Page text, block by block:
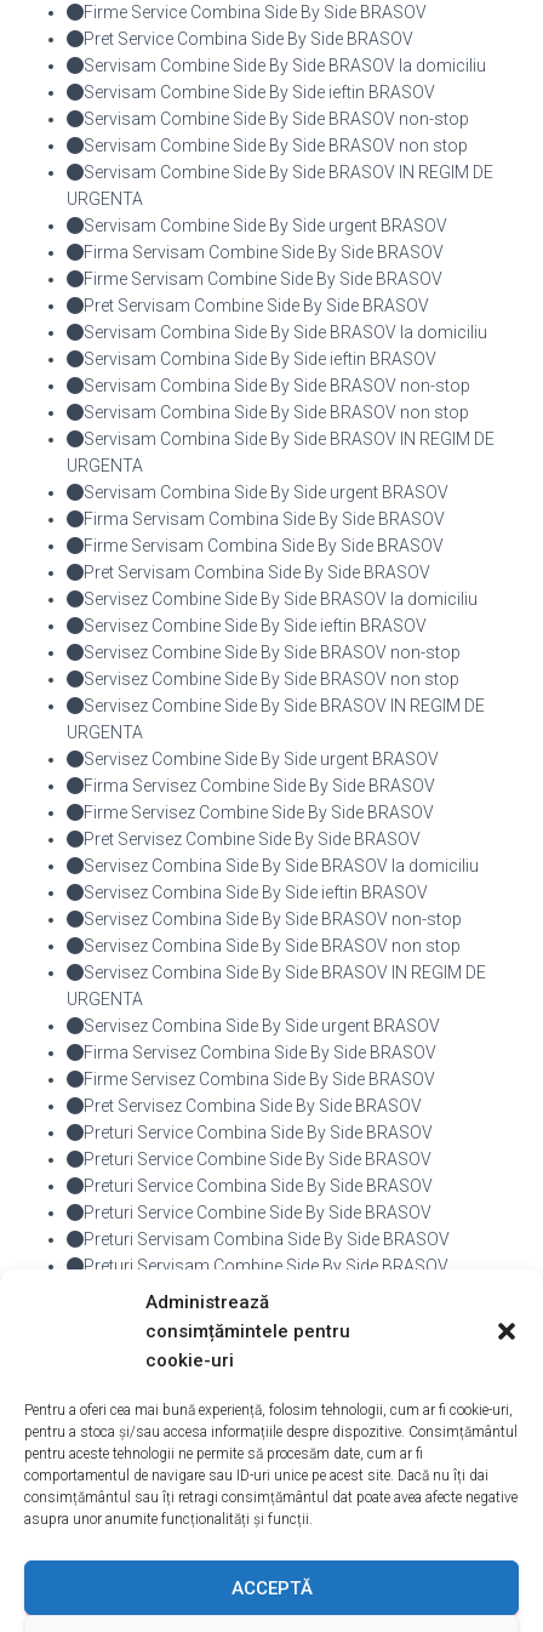
Administrează
consimțămintele pentru
cookie-uri
Pentru a oferi cea mai bună experiență, folosim tehnologii, cum ar fi cookie-uri,
pentru a stoca și/sau accesa informațiile despre dispozitive. Consimțământul
pentru aceste tehnologii ne permite să procesăm date, cum ar fi
comportamentul de navigare sau ID-uri unice pe acest site. Dacă nu îți dai
consimțământul sau îți retragi consimțământul dat poate avea afecte negative
asupra unor anumite funcționalități și funcții.
ACCEPTĂ
Firme Service Combina Side By Side BRASOV
Pret Service Combina Side By Side BRASOV
Servisam Combine Side By Side BRASOV la domiciliu
Servisam Combine Side By Side ieftin BRASOV
Servisam Combine Side By Side BRASOV non-stop
Servisam Combine Side By Side BRASOV non stop
Servisam Combine Side By Side BRASOV IN REGIM DE
URGENTA
Servisam Combine Side By Side urgent BRASOV
Firma Servisam Combine Side By Side BRASOV
Firme Servisam Combine Side By Side BRASOV
Pret Servisam Combine Side By Side BRASOV
Servisam Combina Side By Side BRASOV la domiciliu
Servisam Combina Side By Side ieftin BRASOV
Servisam Combina Side By Side BRASOV non-stop
Servisam Combina Side By Side BRASOV non stop
Servisam Combina Side By Side BRASOV IN REGIM DE
URGENTA
Servisam Combina Side By Side urgent BRASOV
Firma Servisam Combina Side By Side BRASOV
Firme Servisam Combina Side By Side BRASOV
Pret Servisam Combina Side By Side BRASOV
Servisez Combine Side By Side BRASOV la domiciliu
Servisez Combine Side By Side ieftin BRASOV
Servisez Combine Side By Side BRASOV non-stop
Servisez Combine Side By Side BRASOV non stop
Servisez Combine Side By Side BRASOV IN REGIM DE
URGENTA
Servisez Combine Side By Side urgent BRASOV
Firma Servisez Combine Side By Side BRASOV
Firme Servisez Combine Side By Side BRASOV
Pret Servisez Combine Side By Side BRASOV
Servisez Combina Side By Side BRASOV la domiciliu
Servisez Combina Side By Side ieftin BRASOV
Servisez Combina Side By Side BRASOV non-stop
Servisez Combina Side By Side BRASOV non stop
Servisez Combina Side By Side BRASOV IN REGIM DE
URGENTA
Servisez Combina Side By Side urgent BRASOV
Firma Servisez Combina Side By Side BRASOV
Firme Servisez Combina Side By Side BRASOV
Pret Servisez Combina Side By Side BRASOV
Preturi Service Combina Side By Side BRASOV
Preturi Service Combine Side By Side BRASOV
Preturi Service Combina Side By Side BRASOV
Preturi Service Combine Side By Side BRASOV
Preturi Servisam Combina Side By Side BRASOV
Preturi Servisam Combine Side By Side BRASOV
Preturi Servisez Combina Side By Side BRASOV
DESPRE NOI SERVICII